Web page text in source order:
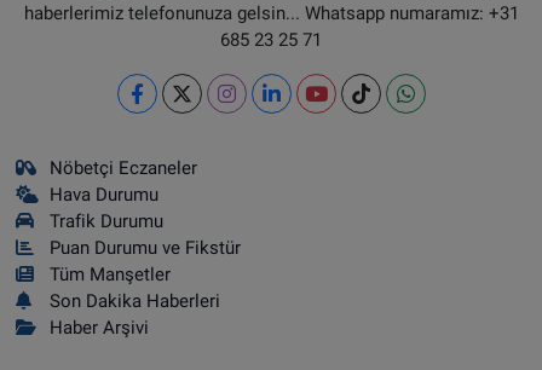
haberlerimiz telefonunuza gelsin... Whatsapp numaramız: +31
685 23 25 71
Nöbetçi Eczaneler
Hava Durumu
Trafik Durumu
Puan Durumu ve Fikstür
Tüm Manşetler
Son Dakika Haberleri
Haber Arşivi